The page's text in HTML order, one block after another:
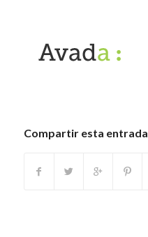
Compartir esta entrada